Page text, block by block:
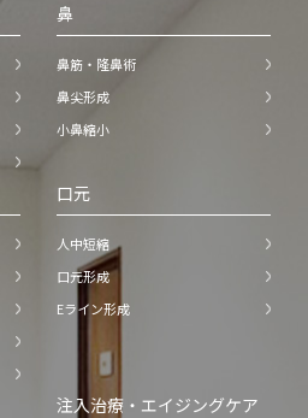
鼻
鼻筋・隆鼻術
鼻尖形成
小鼻縮小
口元
人中短縮
口元形成
Eライン形成
注入治療・エイジングケア